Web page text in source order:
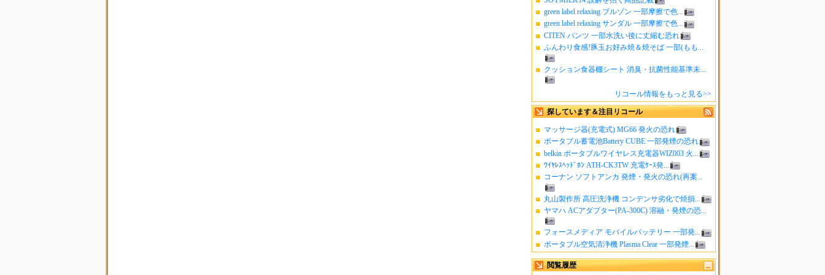
green label relaxing ブルゾン 一部摩擦で色...
green label relaxing サンダル 一部摩擦で色...
CITEN パンツ 一部水洗い後に丈縮む恐れ
ふんわり食感!豚玉お好み焼＆焼そば 一部(もも...
クッション食器棚シート 消臭・抗菌性能基準未...
リコール情報をもっと見る>>
探しています＆注目リコール
マッサージ器(充電式) MG66 発火の恐れ
ポータブル蓄電池Battery CUBE 一部発煙の恐れ
belkin ポータブルワイヤレス充電器WIZ003 火...
ﾜｲﾔﾚｽﾍｯﾄﾞﾎﾝ ATH-CK3TW 充電ｹｰｽ発...
コーナン ソフトアンカ 発煙・発火の恐れ(再案...
丸山製作所 高圧洗浄機 コンデンサ劣化で焼損...
ヤマハ ACアダプター(PA-300C) 溶融・発煙の恐...
フォースメディア モバイルバッテリー 一部発...
ポータブル空気清浄機 Plasma Clear 一部発煙...
閲覧履歴